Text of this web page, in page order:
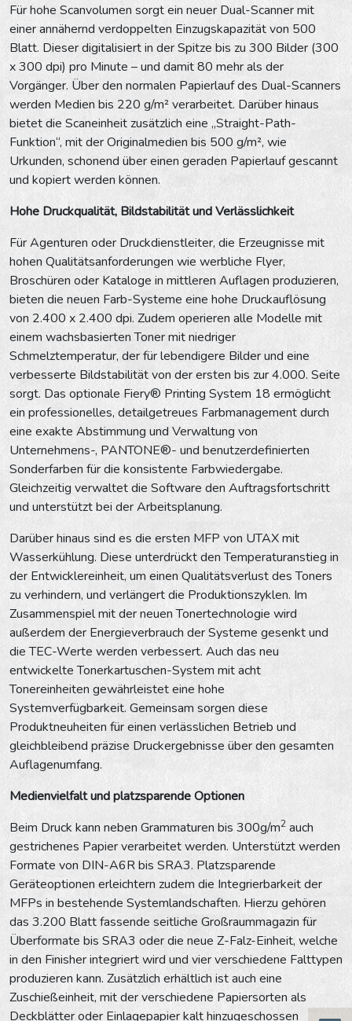
Für hohe Scanvolumen sorgt ein neuer Dual-Scanner mit
einer annähernd verdoppelten Einzugskapazität von 500
Blatt. Dieser digitalisiert in der Spitze bis zu 300 Bilder (300
x 300 dpi) pro Minute – und damit 80 mehr als der
Vorgänger. Über den normalen Papierlauf des Dual-Scanners
werden Medien bis 220 g/m² verarbeitet. Darüber hinaus
bietet die Scaneinheit zusätzlich eine „Straight-Path-
Funktion“, mit der Originalmedien bis 500 g/m², wie
Urkunden, schonend über einen geraden Papierlauf gescannt
und kopiert werden können.
Hohe Druckqualität, Bildstabilität und Verlässlichkeit
Für Agenturen oder Druckdienstleiter, die Erzeugnisse mit
hohen Qualitätsanforderungen wie werbliche Flyer,
Broschüren oder Kataloge in mittleren Auflagen produzieren,
bieten die neuen Farb-Systeme eine hohe Druckauflösung
von 2.400 x 2.400 dpi. Zudem operieren alle Modelle mit
einem wachsbasierten Toner mit niedriger
Schmelztemperatur, der für lebendigere Bilder und eine
verbesserte Bildstabilität von der ersten bis zur 4.000. Seite
sorgt. Das optionale Fiery® Printing System 18 ermöglicht
ein professionelles, detailgetreues Farbmanagement durch
eine exakte Abstimmung und Verwaltung von
Unternehmens-, PANTONE®- und benutzerdefinierten
Sonderfarben für die konsistente Farbwiedergabe.
Gleichzeitig verwaltet die Software den Auftragsfortschritt
und unterstützt bei der Arbeitsplanung.
Darüber hinaus sind es die ersten MFP von UTAX mit
Wasserkühlung. Diese unterdrückt den Temperaturanstieg in
der Entwicklereinheit, um einen Qualitätsverlust des Toners
zu verhindern, und verlängert die Produktionszyklen. Im
Zusammenspiel mit der neuen Tonertechnologie wird
außerdem der Energieverbrauch der Systeme gesenkt und
die TEC-Werte werden verbessert. Auch das neu
entwickelte Tonerkartuschen-System mit acht
Tonereinheiten gewährleistet eine hohe
Systemverfügbarkeit. Gemeinsam sorgen diese
Produktneuheiten für einen verlässlichen Betrieb und
gleichbleibend präzise Druckergebnisse über den gesamten
Auflagenumfang.
Medienvielfalt und platzsparende Optionen
Beim Druck kann neben Grammaturen bis 300g/m2 auch
gestrichenes Papier verarbeitet werden. Unterstützt werden
Formate von DIN-A6R bis SRA3. Platzsparende
Geräteoptionen erleichtern zudem die Integrierbarkeit der
MFPs in bestehende Systemlandschaften. Hierzu gehören
das 3.200 Blatt fassende seitliche Großraummagazin für
Überformate bis SRA3 oder die neue Z-Falz-Einheit, welche
in den Finisher integriert wird und vier verschiedene Falttypen
produzieren kann. Zusätzlich erhältlich ist auch eine
Zuschießeinheit, mit der verschiedene Papiersorten als
Deckblätter oder Einlagepapier kalt hinzugeschossen